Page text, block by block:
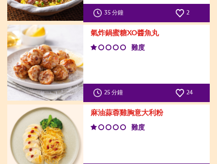
35 分鐘 2
氣炸鍋蜜糖XO醬魚丸
難度
25 分鐘 24
麻油蒜蓉雞胸意大利粉
難度